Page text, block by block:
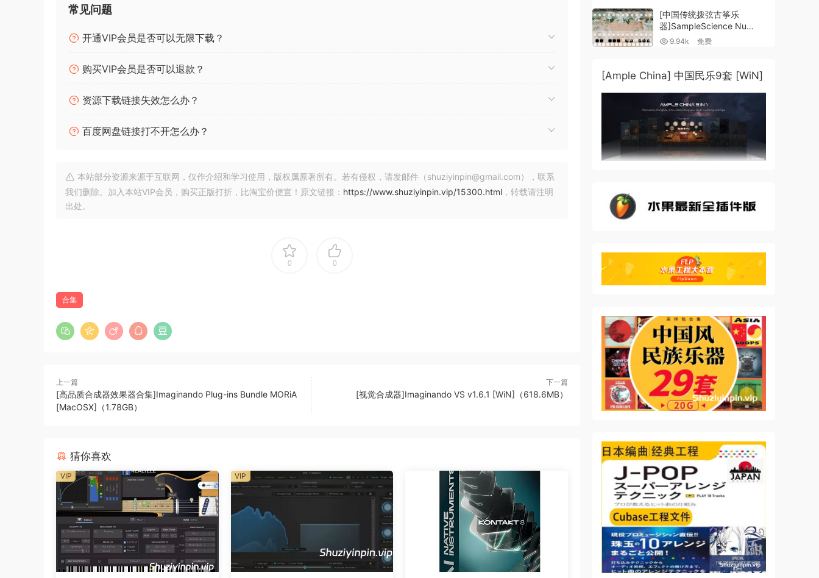
0.卸载以前的版本。
1.安装。
2.运行前使用我们的密钥生成器注册。
TEAM R2R 2024
maginando是一个葡萄牙插件开发商，创造了一些很酷的效果和虚拟乐器。许多非专业的DJ/制作人通过在与音乐行业
包括：
– Imaginando.K7D.v1.4.4-R2R
– Imaginando.TV3.v1.0.0-R2R
– Imaginando.VS.v1.6.1-R2R
常见问题
开通VIP会员是否可以无限下载？
购买VIP会员是否可以退款？
资源下载链接失效怎么办？
百度网盘链接打不开怎么办？
本站部分资源来源于互联网，仅作介绍和学习使用，版权属原著所有。若有侵权，请发邮件（shuziyinpin@gmail.com），联系
我们删除。加入本站VIP会员，购买正版打折，比淘宝价便宜！原文链接： https://www.shuziyinpin.vip/15300.html ，转载请注明
出处。
0 0
合集
上一篇
[高品质合成器效果器合集]Imaginando Plug-ins Bundle MORiA
[MacOSX]（1.78GB）
下一篇
[视觉合成器]Imaginando VS v1.6.1 [WiN]（618.6MB）
猜你喜欢
VIP VIP
MacOSX]
（4.1GB+10.2GB+9.6GB）
[中国传统拨弦古筝乐
器]SampleScience Nu
Guzheng v2.0 x64 VST
9.94k 免费
[Ample China] 中国民乐9套 [WiN]